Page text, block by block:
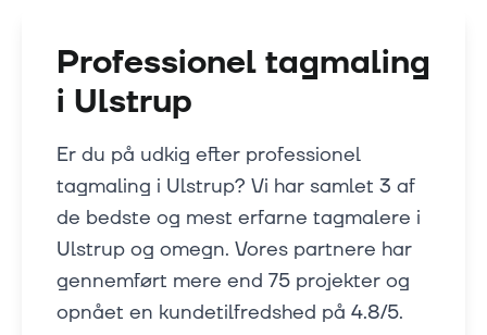
Professionel tagmaling
i Ulstrup
Er du på udkig efter professionel
tagmaling i Ulstrup? Vi har samlet 3 af
de bedste og mest erfarne tagmalere i
Ulstrup og omegn. Vores partnere har
gennemført mere end 75 projekter og
opnået en kundetilfredshed på 4.8/5.